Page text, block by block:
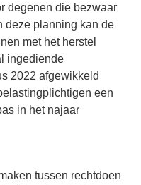
degenen die bezwaar
deze planning kan de
met het herstel
ingediende
2022 afgewikkeld
een
in het najaar
tussen rechtdoen